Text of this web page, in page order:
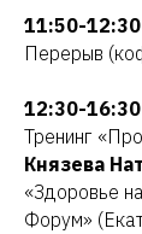
11:50-12:30
Перерыв
12:30-16:30
Тренинг
Князева
«Здоровье
Форум»